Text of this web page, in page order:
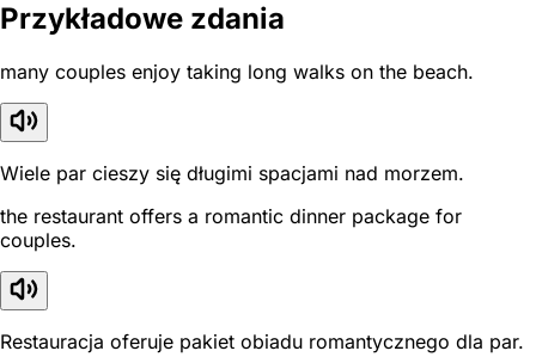
Przykładowe zdania
many couples enjoy taking long walks on the beach.
Wiele par cieszy się długimi spacjami nad morzem.
the restaurant offers a romantic dinner package for
couples.
Restauracja oferuje pakiet obiadu romantycznego dla par.